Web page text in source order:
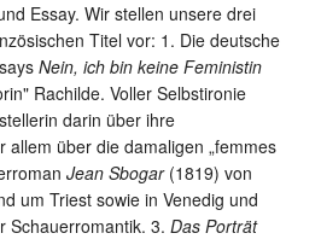
Essay. Wir stellen unsere drei
Titel vor: 1. Die deutsche
Nein, ich bin keine Feministin
Rachilde. Voller Selbstironie
darin über ihre
allem über die damaligen „femmes
Jean Sbogar(1819) von
um Triest sowie in Venedig und
Schauerromantik. 3. Das Porträt